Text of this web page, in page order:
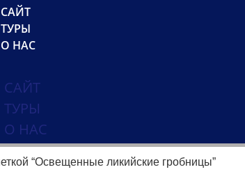
САЙТ
ТУРЫ
О НАС
САЙТ
ТУРЫ
О НАС
“Освещенные ликийские гробницы”